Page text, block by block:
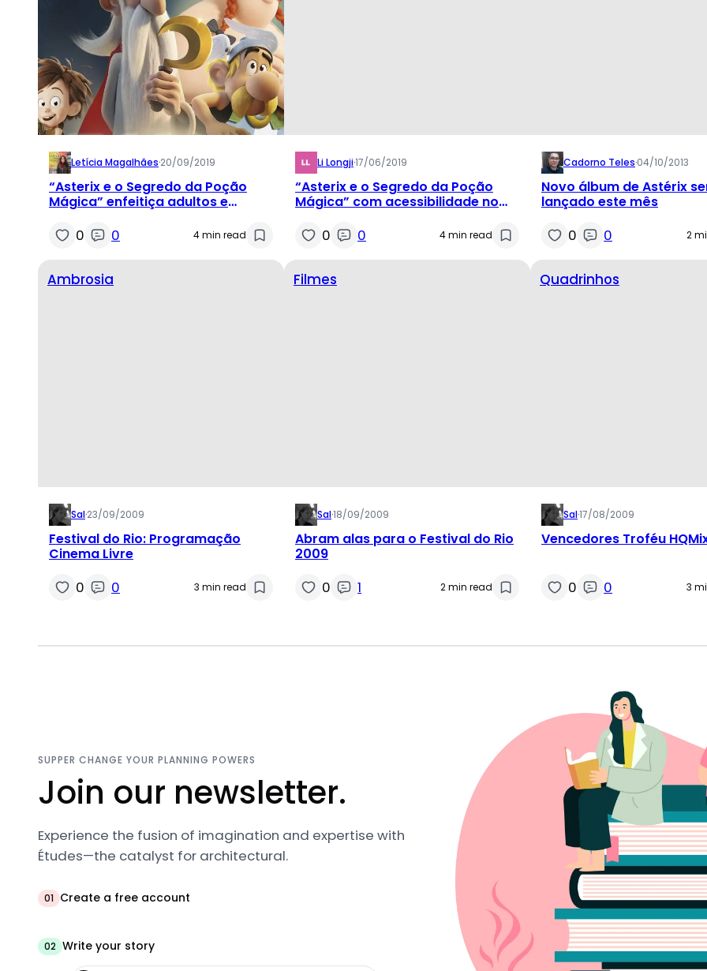
Letícia Magalhães·20/09/2019
“Asterix e o Segredo da Poção
Mágica” enfeitiça adultos e
0 0 4 min read
Li Longji·17/06/2019
“Asterix e o Segredo da Poção
Mágica” com acessibilidade no
0 0 4 min read
Cadorno Teles·04/10/2013
Novo álbum de Astérix
lançado este mês
0 0 2
Ambrosia
Sal·23/09/2009
Festival do Rio: Programação
Cinema Livre
0 0 3 min read
Filmes
Sal·18/09/2009
Abram alas para o Festival do Rio
2009
0 1 2 min read
Quadrinhos
Sal·17/08/2009
Vencedores Troféu
0 0 3
SUPPER CHANGE YOUR PLANNING POWERS
Join our newsletter.
Experience the fusion of imagination and expertise with
Études—the catalyst for architectural.
01 Create a free account
02 Write your story